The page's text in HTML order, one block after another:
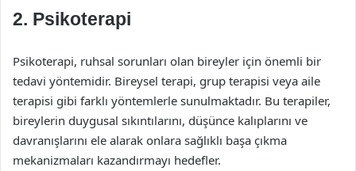
2. Psikoterapi
Psikoterapi, ruhsal sorunları olan bireyler için önemli bir
tedavi yöntemidir. Bireysel terapi, grup terapisi veya aile
terapisi gibi farklı yöntemlerle sunulmaktadır. Bu terapiler,
bireylerin duygusal sıkıntılarını, düşünce kalıplarını ve
davranışlarını ele alarak onlara sağlıklı başa çıkma
mekanizmaları kazandırmayı hedefler.